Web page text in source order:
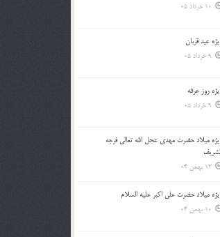
10 خرداد 05
عید قربان
9 خرداد 05
روز عرفه
9 خرداد 05
میلاد حضرت مهدی عجل الله تعالی فرجه
13 بهمن 04
میلاد حضرت علی اکبر علیه السلام
10 بهمن 04